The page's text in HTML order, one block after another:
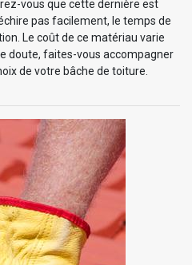
vous que cette dernière est
pas facilement, le temps de
Le coût de ce matériau varie
doute, faites-vous accompagner
de votre bâche de toiture.